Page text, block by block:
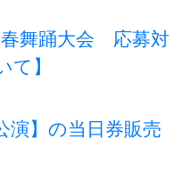
春舞踊大会 応募対
て】
演】の当日券販売